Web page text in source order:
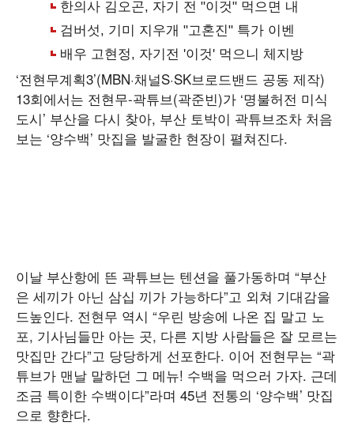
‘전현무계획3’(MBN·채널S·SK브로드밴드 공동 제작)
13회에서는 전현무-곽튜브(곽준빈)가 ‘명불허전 미식
도시’ 부산을 다시 찾아, 부산 토박이 곽튜브조차 처음
보는 ‘양수백’ 맛집을 발굴한 현장이 펼쳐진다.
이날 부산항에 뜬 곽튜브는 텐션을 풀가동하며 “부산
은 세끼가 아닌 삼십 끼가 가능하다”고 외쳐 기대감을
드높인다. 전현무 역시 “우린 방송에 나온 집 말고 노
포, 기사님들만 아는 곳, 다른 지방 사람들은 잘 모르는
맛집만 간다”고 당당하게 선포한다. 이어 전현무는 “곽
튜브가 맨날 말하던 그 메뉴! 수백을 먹으러 가자. 근데
조금 특이한 수백이다”라며 45년 전통의 ‘양수백’ 맛집
으로 향한다.